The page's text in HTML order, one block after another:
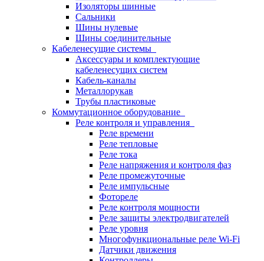
Изоляторы шинные
Сальники
Шины нулевые
Шины соединительные
Кабеленесущие системы
Аксессуары и комплектующие
кабеленесущих систем
Кабель-каналы
Металлорукав
Трубы пластиковые
Коммутационное оборудование
Реле контроля и управления
Реле времени
Реле тепловые
Реле тока
Реле напряжения и контроля фаз
Реле промежуточные
Реле импульсные
Фотореле
Реле контроля мощности
Реле защиты электродвигателей
Реле уровня
Многофункциональные реле Wi-Fi
Датчики движения